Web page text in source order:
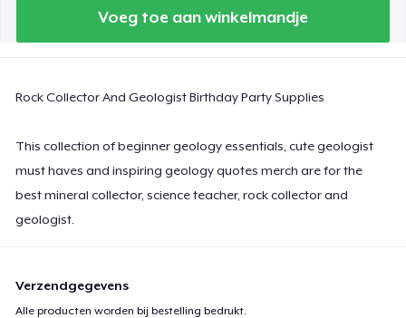
Voeg toe aan winkelmandje
Rock Collector And Geologist Birthday Party Supplies
This collection of beginner geology essentials, cute geologist
must haves and inspiring geology quotes merch are for the
best mineral collector, science teacher, rock collector and
geologist.
Verzendgegevens
Alle producten worden bij bestelling bedrukt.